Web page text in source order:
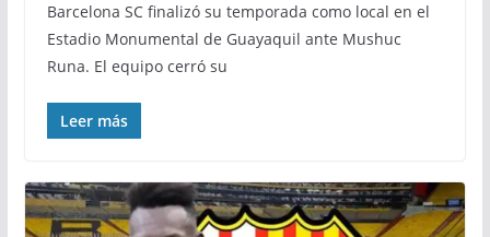
Barcelona SC finalizó su temporada como local en el
Estadio Monumental de Guayaquil ante Mushuc
Runa. El equipo cerró su
Leer más